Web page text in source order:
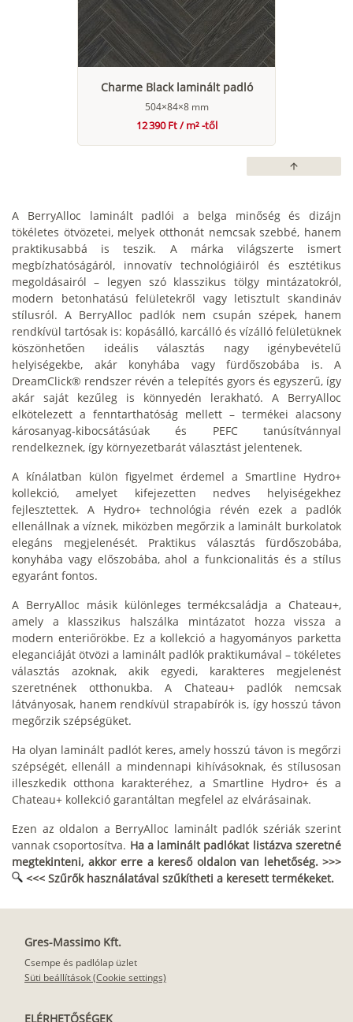
Charme Black laminált padló
504×84×8 mm
12 390 Ft / m² -től
arrow_upward
A BerryAlloc laminált padlói a belga minőség és dizájn
tökéletes ötvözetei, melyek otthonát nemcsak szebbé, hanem
praktikusabbá is teszik. A márka világszerte ismert
megbízhatóságáról, innovatív technológiáiról és esztétikus
megoldásairól – legyen szó klasszikus tölgy mintázatokról,
modern betonhatású felületekről vagy letisztult skandináv
stílusról. A BerryAlloc padlók nem csupán szépek, hanem
rendkívül tartósak is: kopásálló, karcálló és vízálló felületüknek
köszönhetően ideális választás nagy igénybevételű
helyiségekbe, akár konyhába vagy fürdőszobába is. A
DreamClick® rendszer révén a telepítés gyors és egyszerű, így
akár saját kezűleg is könnyedén lerakható. A BerryAlloc
elkötelezett a fenntarthatóság mellett – termékei alacsony
károsanyag-kibocsátásúak és PEFC tanúsítvánnyal
rendelkeznek, így környezetbarát választást jelentenek.
A kínálatban külön figyelmet érdemel a Smartline Hydro+
kollekció, amelyet kifejezetten nedves helyiségekhez
fejlesztettek. A Hydro+ technológia révén ezek a padlók
ellenállnak a víznek, miközben megőrzik a laminált burkolatok
elegáns megjelenését. Praktikus választás fürdőszobába,
konyhába vagy előszobába, ahol a funkcionalitás és a stílus
egyaránt fontos.
A BerryAlloc másik különleges termékcsaládja a Chateau+,
amely a klasszikus halszálka mintázatot hozza vissza a
modern enteriőrökbe. Ez a kollekció a hagyományos parketta
eleganciáját ötvözi a laminált padlók praktikumával – tökéletes
választás azoknak, akik egyedi, karakteres megjelenést
szeretnének otthonukba. A Chateau+ padlók nemcsak
látványosak, hanem rendkívül strapabírók is, így hosszú távon
megőrzik szépségüket.
Ha olyan laminált padlót keres, amely hosszú távon is megőrzi
szépségét, ellenáll a mindennapi kihívásoknak, és stílusosan
illeszkedik otthona karakteréhez, a Smartline Hydro+ és a
Chateau+ kollekció garantáltan megfelel az elvárásainak.
Ezen az oldalon a BerryAlloc laminált padlók szériák szerint
vannak csoportosítva. Ha a laminált padlókat listázva szeretné
megtekinteni, akkor erre a kereső oldalon van lehetőség. >>>
<<< Szűrők használatával szűkítheti a keresett termékeket.
Gres-Massimo Kft.
Csempe és padlólap üzlet
Süti beállítások (Cookie settings)
ELÉRHETŐSÉGEK